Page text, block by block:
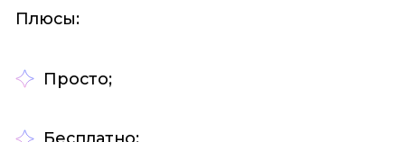
Плюсы:
Просто;
Бесплатно;